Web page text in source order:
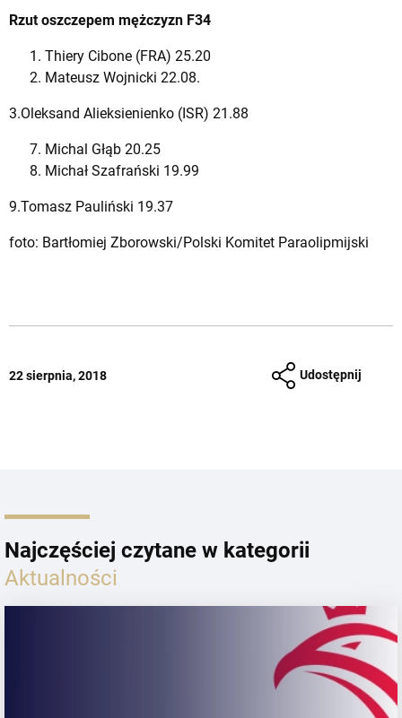
Rzut oszczepem mężczyzn F34
Thiery Cibone (FRA) 25.20
Mateusz Wojnicki 22.08.
3.Oleksand Alieksienienko (ISR) 21.88
Michal Głąb 20.25
Michał Szafrański 19.99
9.Tomasz Pauliński 19.37
foto: Bartłomiej Zborowski/Polski Komitet Paraolipmijski
22 sierpnia, 2018 Udostępnij
Najczęściej czytane w kategorii
Aktualności